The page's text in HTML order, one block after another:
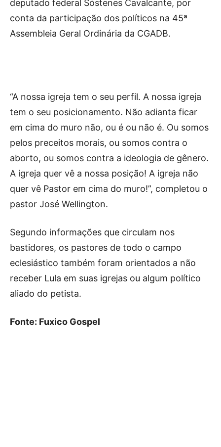
deputado federal Sóstenes Cavalcante, por
conta da participação dos políticos na 45ª
Assembleia Geral Ordinária da CGADB.
“A nossa igreja tem o seu perfil. A nossa igreja
tem o seu posicionamento. Não adianta ficar
em cima do muro não, ou é ou não é. Ou somos
pelos preceitos morais, ou somos contra o
aborto, ou somos contra a ideologia de gênero.
A igreja quer vê a nossa posição! A igreja não
quer vê Pastor em cima do muro!”, completou o
pastor José Wellington.
Segundo informações que circulam nos
bastidores, os pastores de todo o campo
eclesiástico também foram orientados a não
receber Lula em suas igrejas ou algum político
aliado do petista.
Fonte: Fuxico Gospel